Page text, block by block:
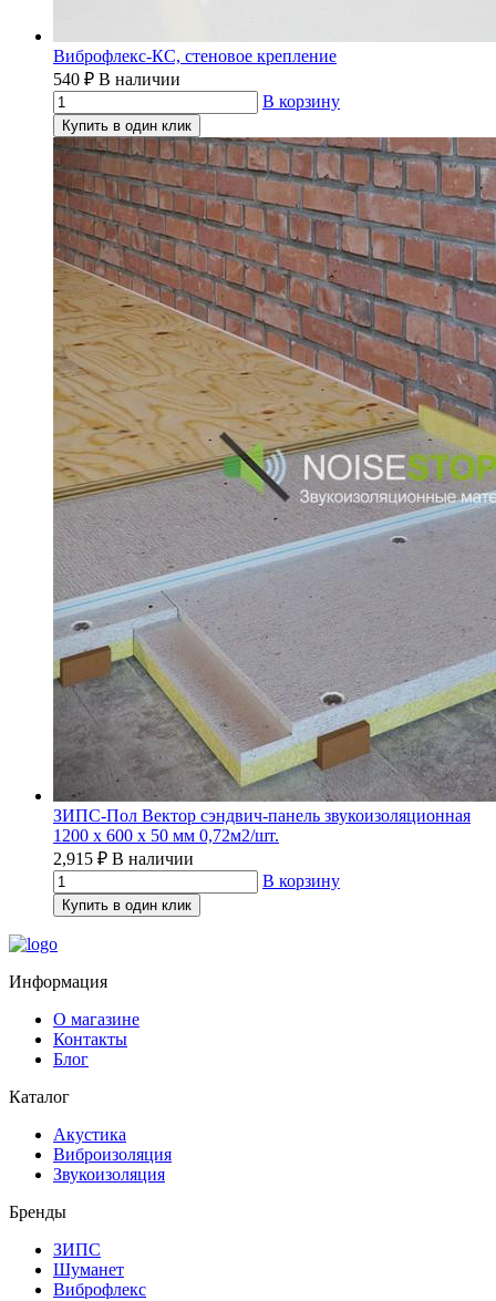
Виброфлекс-КС, стеновое крепление
540 ₽ В наличии
В корзину
Купить в один клик
ЗИПС-Пол Вектор сэндвич-панель звукоизоляционная
1200 х 600 х 50 мм 0,72м2/шт.
2,915 ₽ В наличии
В корзину
Купить в один клик
Информация
О магазине
Контакты
Блог
Каталог
Акустика
Виброизоляция
Звукоизоляция
Бренды
ЗИПС
Шуманет
Виброфлекс